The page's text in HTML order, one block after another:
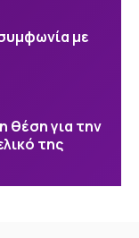
με
θέση για την
της